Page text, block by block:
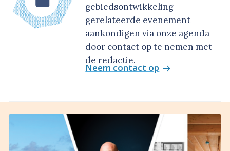
gebiedsontwikkeling-
gerelateerde evenement
aankondigen via onze agenda
door contact op te nemen met
de redactie.
Neem contact op